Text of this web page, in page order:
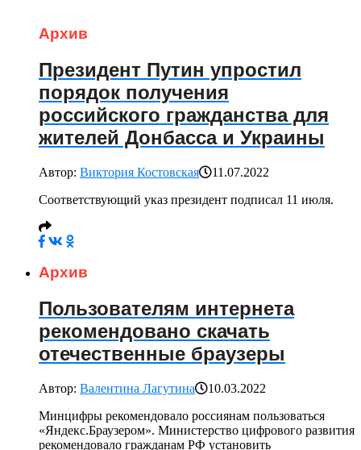
Архив
Президент Путин упростил
порядок получения
российского гражданства для
жителей Донбасса и Украины
Автор: Виктория Костовская
11.07.2022
Соответствующий указ президент подписал 11 июля.
Архив
Пользователям интернета
рекомендовано скачать
отечественные браузеры
Автор: Валентина Лагутина
10.03.2022
Минцифры рекомендовало россиянам пользоваться
«Яндекс.Браузером». Министерство цифрового развития
рекомендовало гражданам РФ установить